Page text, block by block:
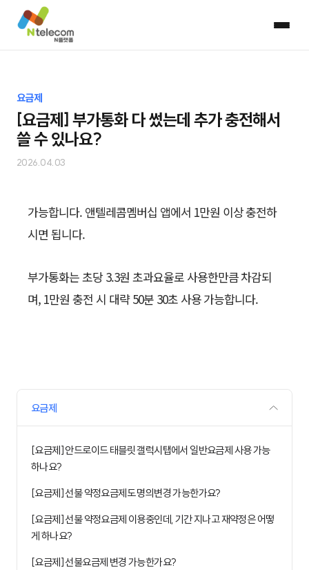
요금제
[요금제] 부가통화 다 썼는데 추가 충전해서
쓸 수 있나요?
2026.04.03
가능합니다. 앤텔레콤멤버십 앱에서 1만원 이상 충전하
시면 됩니다.
부가통화는 초당 3.3원 초과요율로 사용한만큼 차감되
며, 1만원 충전 시 대략 50분 30초 사용 가능합니다.
요금제
[요금제] 안드로이드 태블릿 갤럭시탭에서 일반요금제 사용 가능
하나요?
[요금제] 선불 약정요금제도 명의변경 가능한가요?
[요금제] 선불 약정요금제 이용중인데, 기간 지나고 재약정은 어떻
게 하나요?
[요금제] 선불요금제 변경 가능한가요?